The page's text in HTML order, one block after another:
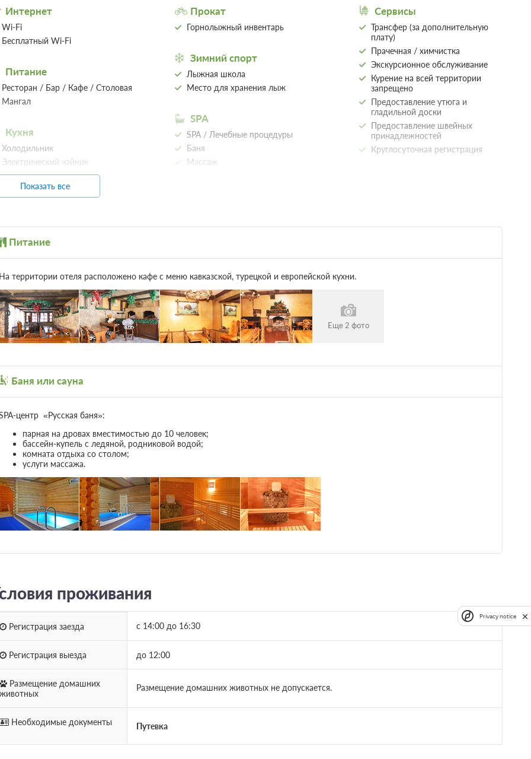
Интернет
Wi-Fi
Бесплатный Wi-Fi
Питание
Ресторан / Бар / Кафе / Столовая
Мангал
Кухня
Холодильник
Электрический чайник
Организация
Парковка
Прокат
Горнолыжный инвентарь
Зимний спорт
Лыжная школа
Место для хранения лыж
SPA
SPA / Лечебные процедуры
Баня
Массаж
Сервисы
Трансфер (за дополнительную
плату)
Прачечная / химчистка
Экскурсионное обслуживание
Курение на всей территории
запрещено
Предоставление утюга и
гладильной доски
Предоставление швейных
принадлежностей
Круглосуточная регистрация
Показать все
Питание
территории отеля расположено кафе с меню кавказской, турецкой и европейской кухни.
Еще 2 фото
Баня или сауна
центр «Русская баня»:
парная на дровах вместимостью до 10 человек;
бассейн-купель с ледяной, родниковой водой;
комната отдыха со столом;
услуги массажа.
проживания
Регистрация заезда с 14:00 до 16:30
Регистрация выезда до 12:00
Размещение домашних
Размещение домашних животных не допускается.
Необходимые документы Путевка
Privacy notice